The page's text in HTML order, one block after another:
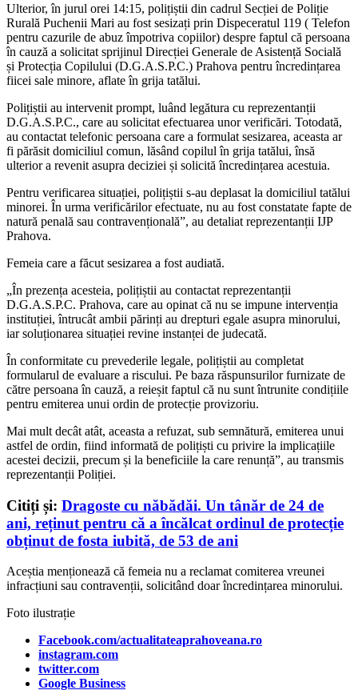
Ulterior, în jurul orei 14:15, polițiștii din cadrul Secției de Poliție
Rurală Puchenii Mari au fost sesizați prin Dispeceratul 119 ( Telefon
pentru cazurile de abuz împotriva copiilor) despre faptul că persoana
în cauză a solicitat sprijinul Direcției Generale de Asistență Socială
și Protecția Copilului (D.G.A.S.P.C.) Prahova pentru încredințarea
fiicei sale minore, aflate în grija tatălui.
Polițiștii au intervenit prompt, luând legătura cu reprezentanții
D.G.A.S.P.C., care au solicitat efectuarea unor verificări. Totodată,
au contactat telefonic persoana care a formulat sesizarea, aceasta ar
fi părăsit domiciliul comun, lăsând copilul în grija tatălui, însă
ulterior a revenit asupra deciziei și solicită încredințarea acestuia.
Pentru verificarea situației, polițiștii s-au deplasat la domiciliul tatălui
minorei. În urma verificărilor efectuate, nu au fost constatate fapte de
natură penală sau contravențională”, au detaliat reprezentanții IJP
Prahova.
Femeia care a făcut sesizarea a fost audiată.
„În prezența acesteia, polițiștii au contactat reprezentanții
D.G.A.S.P.C. Prahova, care au opinat că nu se impune intervenția
instituției, întrucât ambii părinți au drepturi egale asupra minorului,
iar soluționarea situației revine instanței de judecată.
În conformitate cu prevederile legale, polițiștii au completat
formularul de evaluare a riscului. Pe baza răspunsurilor furnizate de
către persoana în cauză, a reieșit faptul că nu sunt întrunite condițiile
pentru emiterea unui ordin de protecție provizoriu.
Mai mult decât atât, aceasta a refuzat, sub semnătură, emiterea unui
astfel de ordin, fiind informată de polițiști cu privire la implicațiile
acestei decizii, precum și la beneficiile la care renunță”, au transmis
reprezentanții Poliției.
Citiți și: Dragoste cu năbădăi. Un tânăr de 24 de
ani, reținut pentru că a încălcat ordinul de protecție
obținut de fosta iubită, de 53 de ani
Aceștia menționează că femeia nu a reclamat comiterea vreunei
infracțiuni sau contravenții, solicitând doar încredințarea minorului.
Foto ilustrație
Facebook.com/actualitateaprahoveana.ro
instagram.com
twitter.com
Google Business